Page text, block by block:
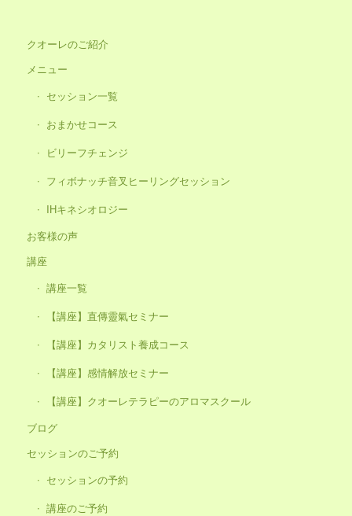
クオーレのご紹介
メニュー
セッション一覧
おまかせコース
ビリーフチェンジ
フィボナッチ音叉ヒーリングセッション
IHキネシオロジー
お客様の声
講座
講座一覧
【講座】直傳靈氣セミナー
【講座】カタリスト養成コース
【講座】感情解放セミナー
【講座】クオーレテラピーのアロマスクール
ブログ
セッションのご予約
セッションの予約
講座のご予約